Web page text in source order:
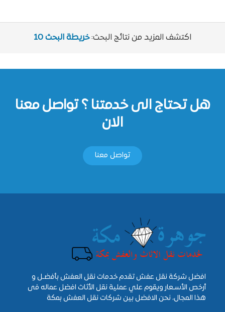
اكتشف المزيد من نتائج البحث:خريطة البحث 10
هل تحتاج الى خدمتنا ؟ تواصل معنا
الان
تواصل معنا
افضل شركة نقل عفش تقدم خدمات نقل العفش بأفضـل و
أرخص الأسـعار ويقوم علي عملية نقل الأثاث افضل عماله فى
هذا المجال، نحن الافضل بين شركات نقل العفش بمكة